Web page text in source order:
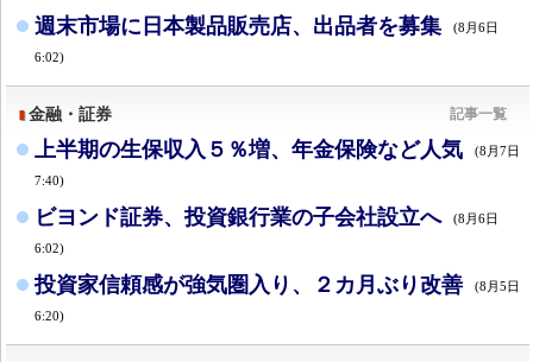
週末市場に日本製品販売店、出品者を募集 (8月6日
6:02)
金融・証券 記事一覧
上半期の生保収入５％増、年金保険など人気 (8月7日
7:40)
ビヨンド証券、投資銀行業の子会社設立へ (8月6日
6:02)
投資家信頼感が強気圏入り、２カ月ぶり改善 (8月5日
6:20)